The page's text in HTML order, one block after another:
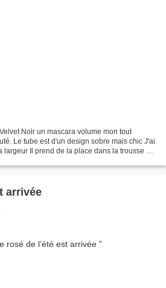
Noir un mascara volume mon tout
Le tube est d'un design sobre mais chic J'ai
largeur Il prend de la place dans la trousse de
arrivée